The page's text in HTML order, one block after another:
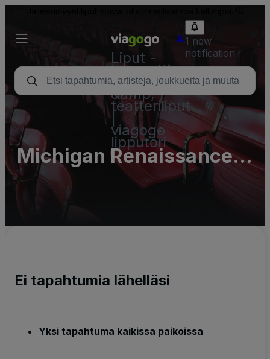
Liput -
konsertti,
urheilu
&amp;
teatteriliput
viagogo
lipputori
1 new
notification
Michigan Renaissance
Festival Parking Lots
Ei tapahtumia lähelläsi
Yksi tapahtuma kaikissa paikoissa